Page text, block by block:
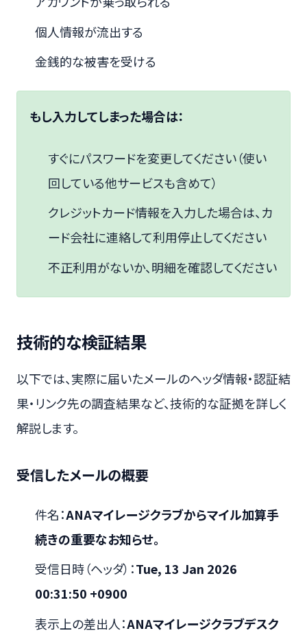
個人情報が流出する
金銭的な被害を受ける
もし入力してしまった場合は：
すぐにパスワードを変更してください（使い
回している他サービスも含めて）
クレジットカード情報を入力した場合は、カ
ード会社に連絡して利用停止してください
不正利用がないか、明細を確認してください
技術的な検証結果
以下では、実際に届いたメールのヘッダ情報・認証結
果・リンク先の調査結果など、技術的な証拠を詳しく
解説します。
受信したメールの概要
件名：ANAマイレージクラブからマイル加算手
続きの重要なお知らせ。
受信日時（ヘッダ）：Tue, 13 Jan 2026
00:31:50 +0900
表示上の差出人：ANAマイレージクラブデスク